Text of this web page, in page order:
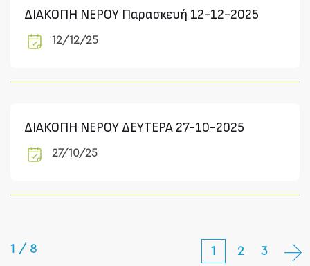
ΔΙΑΚΟΠΗ ΝΕΡΟΥ Παρασκευή 12-12-2025
12/12/25
ΔΙΑΚΟΠΗ ΝΕΡΟΥ ΔΕΥΤΕΡΑ 27-10-2025
27/10/25
1 / 8 1 2 3